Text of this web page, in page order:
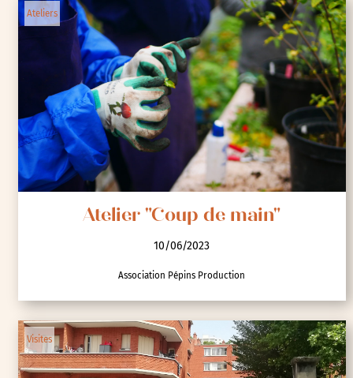
Ateliers
Atelier "Coup de main"
10/06/2023
Association Pépins Production
Visites